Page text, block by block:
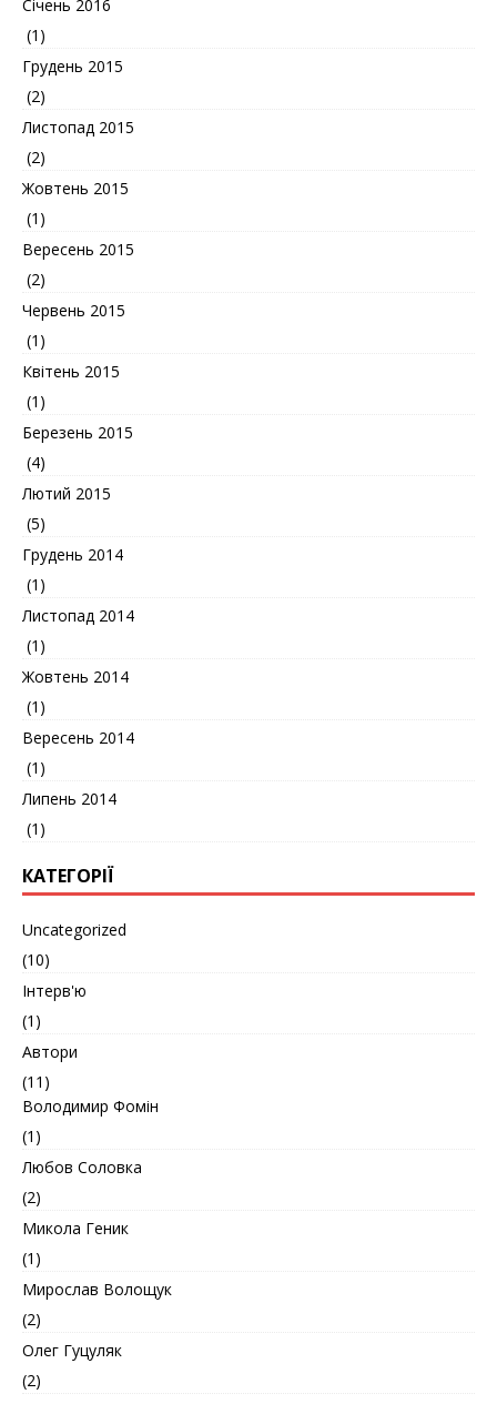
Січень 2016
(1)
Грудень 2015
(2)
Листопад 2015
(2)
Жовтень 2015
(1)
Вересень 2015
(2)
Червень 2015
(1)
Квітень 2015
(1)
Березень 2015
(4)
Лютий 2015
(5)
Грудень 2014
(1)
Листопад 2014
(1)
Жовтень 2014
(1)
Вересень 2014
(1)
Липень 2014
(1)
КАТЕГОРІЇ
Uncategorized
(10)
Інтерв'ю
(1)
Автори
(11)
Володимир Фомін
(1)
Любов Соловка
(2)
Микола Геник
(1)
Мирослав Волощук
(2)
Олег Гуцуляк
(2)